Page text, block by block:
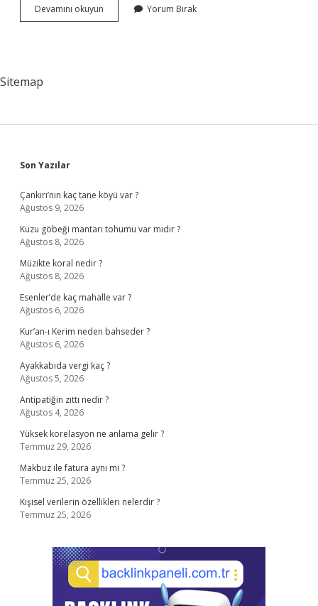
Devamını okuyun
Herkese
Yorum Bırak
Sitemap
Sidebar
Son Yazılar
Çankırı’nın kaç tane köyü var ?
Ağustos 9, 2026
Kuzu göbeği mantarı tohumu var mıdır ?
Ağustos 8, 2026
Müzikte koral nedir ?
Ağustos 8, 2026
Esenler’de kaç mahalle var ?
Ağustos 6, 2026
Kur’an-ı Kerim neden bahseder ?
Ağustos 6, 2026
Ayakkabıda vergi kaç ?
Ağustos 5, 2026
Antipatiğin zıttı nedir ?
Ağustos 4, 2026
Yüksek korelasyon ne anlama gelir ?
Temmuz 29, 2026
Makbuz ile fatura aynı mı ?
Temmuz 25, 2026
Kişisel verilerin özellikleri nelerdir ?
Temmuz 25, 2026